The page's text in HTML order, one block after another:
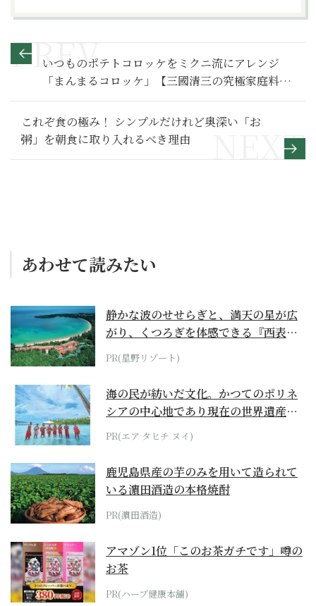
いつものポテトコロッケをミクニ流にアレンジ
「まんまるコロッケ」【三國清三の究極家庭料理
レシピ】
これぞ食の極み！ シンプルだけれど奥深い「お
粥」を朝食に取り入れるべき理由
あわせて読みたい
静かな波のせせらぎと、満天の星が広
がり、くつろぎを体感できる『西表島
ホテル by...
PR(星野リゾート)
海の民が紡いだ文化。かつてのポリネ
シアの中心地であり現在の世界遺産か
らみえてくる...
PR(エア タヒチ ヌイ)
鹿児島県産の芋のみを用いて造られて
いる濵田酒造の本格焼酎
PR(濵田酒造)
アマゾン1位「このお茶ガチです」噂の
お茶
PR(ハーブ健康本舗)